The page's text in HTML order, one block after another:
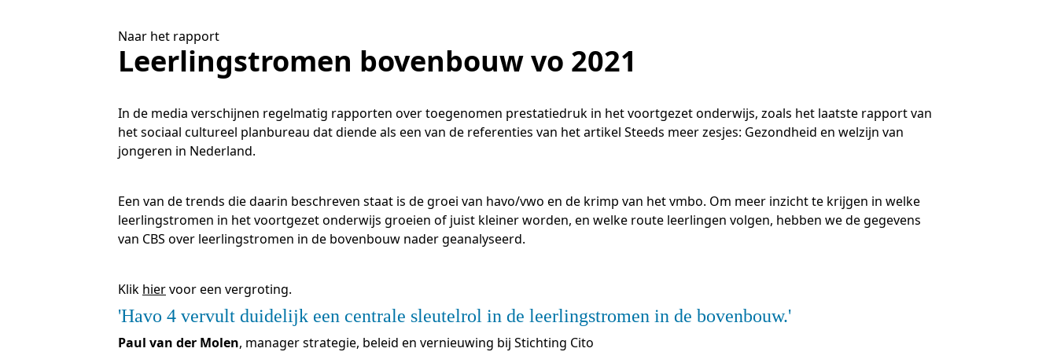
Bestellen
Jaarkalender
Snel naar
Op de hoogte blijven
Training Toetsdeskundige
Training Examencommissie
Training & advies ho
Aanmelden nieuwsbrief ho
Snel naar
Staatsexamen Nt2
Alfabetisering
Nienke Elijzen
Kim Hendriks-Cornelissen
Peter van den Berg
Toetstechnische begrippenlijst
Collega's aan het woord
Naar het rapport
Leerlingstromen bovenbouw vo 2021
In de media verschijnen regelmatig rapporten over toegenomen prestatiedruk in het voortgezet onderwijs, zoals het laatste rapport van
het sociaal cultureel planbureau dat diende als een van de referenties van het artikel Steeds meer zesjes: Gezondheid en welzijn van
jongeren in Nederland.
Een van de trends die daarin beschreven staat is de groei van havo/vwo en de krimp van het vmbo. Om meer inzicht te krijgen in welke
leerlingstromen in het voortgezet onderwijs groeien of juist kleiner worden, en welke route leerlingen volgen, hebben we de gegevens
van CBS over leerlingstromen in de bovenbouw nader geanalyseerd.
Klik hiervoor een vergroting.
Havo 4 vervult duidelijk een centrale sleutelrol in de leerlingstromen in de bovenbouw.
Paul van der Molen, manager strategie, beleid en vernieuwing bij Stichting Cito